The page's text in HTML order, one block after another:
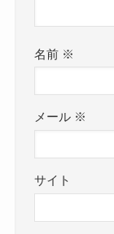
名前 ※
メール ※
サイト